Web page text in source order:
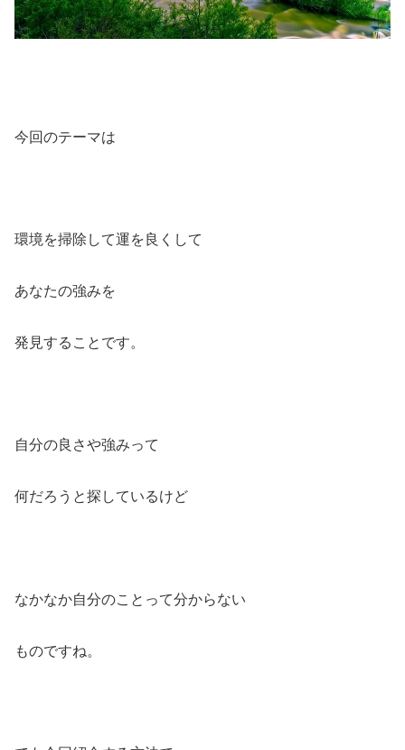
今回のテーマは
環境を掃除して運を良くして
あなたの強みを
発見することです。
自分の良さや強みって
何だろうと探しているけど
なかなか自分のことって分からない
ものですね。